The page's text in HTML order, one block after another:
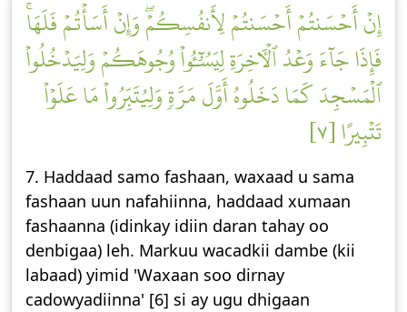
إِنۡ أَحۡسَنتُمۡ أَحۡسَنتُمۡ لِأَنفُسِكُمۡۖ وَإِنۡ أَسَأۡتُمۡ فَلَهَاۚ
فَإِذَا جَآءَ وَعۡدُ ٱلۡأٓخِرَةِ لِيَسُـُٔواْ وُجُوهَكُمۡ وَلِيَدۡخُلُواْ
ٱلۡمَسۡجِدَ كَمَا دَخَلُوهُ أَوَّلَ مَرَّةٖ وَلِيُتَبِّرُواْ مَا عَلَوۡاْ
تَتۡبِيرًا [٧]
7. Haddaad samo fashaan, waxaad u sama
fashaan uun nafahiinna, haddaad xumaan
fashaanna (idinkay idiin daran tahay oo
denbigaa) leh. Markuu wacadkii dambe (kii
labaad) yimid 'Waxaan soo dirnay
cadowyadiinna' [6] si ay ugu dhigaan